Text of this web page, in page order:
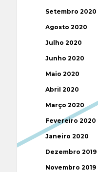
Setembro 2020
Agosto 2020
Julho 2020
Junho 2020
Maio 2020
Abril 2020
Março 2020
Fevereiro 2020
Janeiro 2020
Dezembro 2019
Novembro 2019